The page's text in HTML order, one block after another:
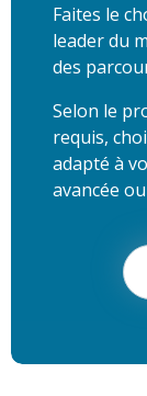
Faites le
leader du
des
Selon le
requis,
adapté à
avancée